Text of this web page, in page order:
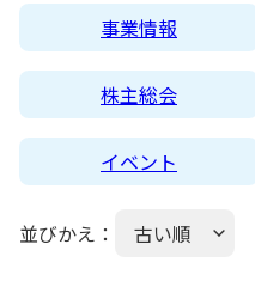
事業概要
レノバの強み
発電所・蓄電所一覧
コーポレートPPA
企業情報トップ
会社概要・アクセス
CEOメッセージ
企業理念
サステナビリティ
サステナビリティ
理念・ポリシー
環境
IR情報
事業情報
株主総会
イベント
並びかえ： 古い順